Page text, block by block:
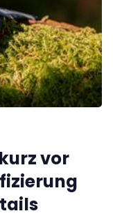
vor